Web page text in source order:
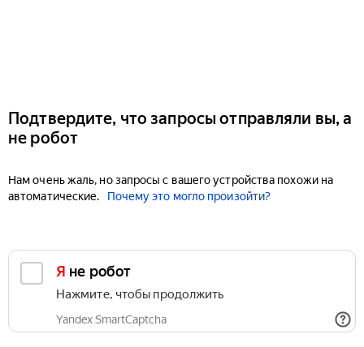
Подтвердите, что запросы отправляли вы, а
не робот
Нам очень жаль, но запросы с вашего устройства похожи на
автоматические.
Почему это могло произойти?
Я не робот
Нажмите, чтобы продолжить
Yandex SmartCaptcha